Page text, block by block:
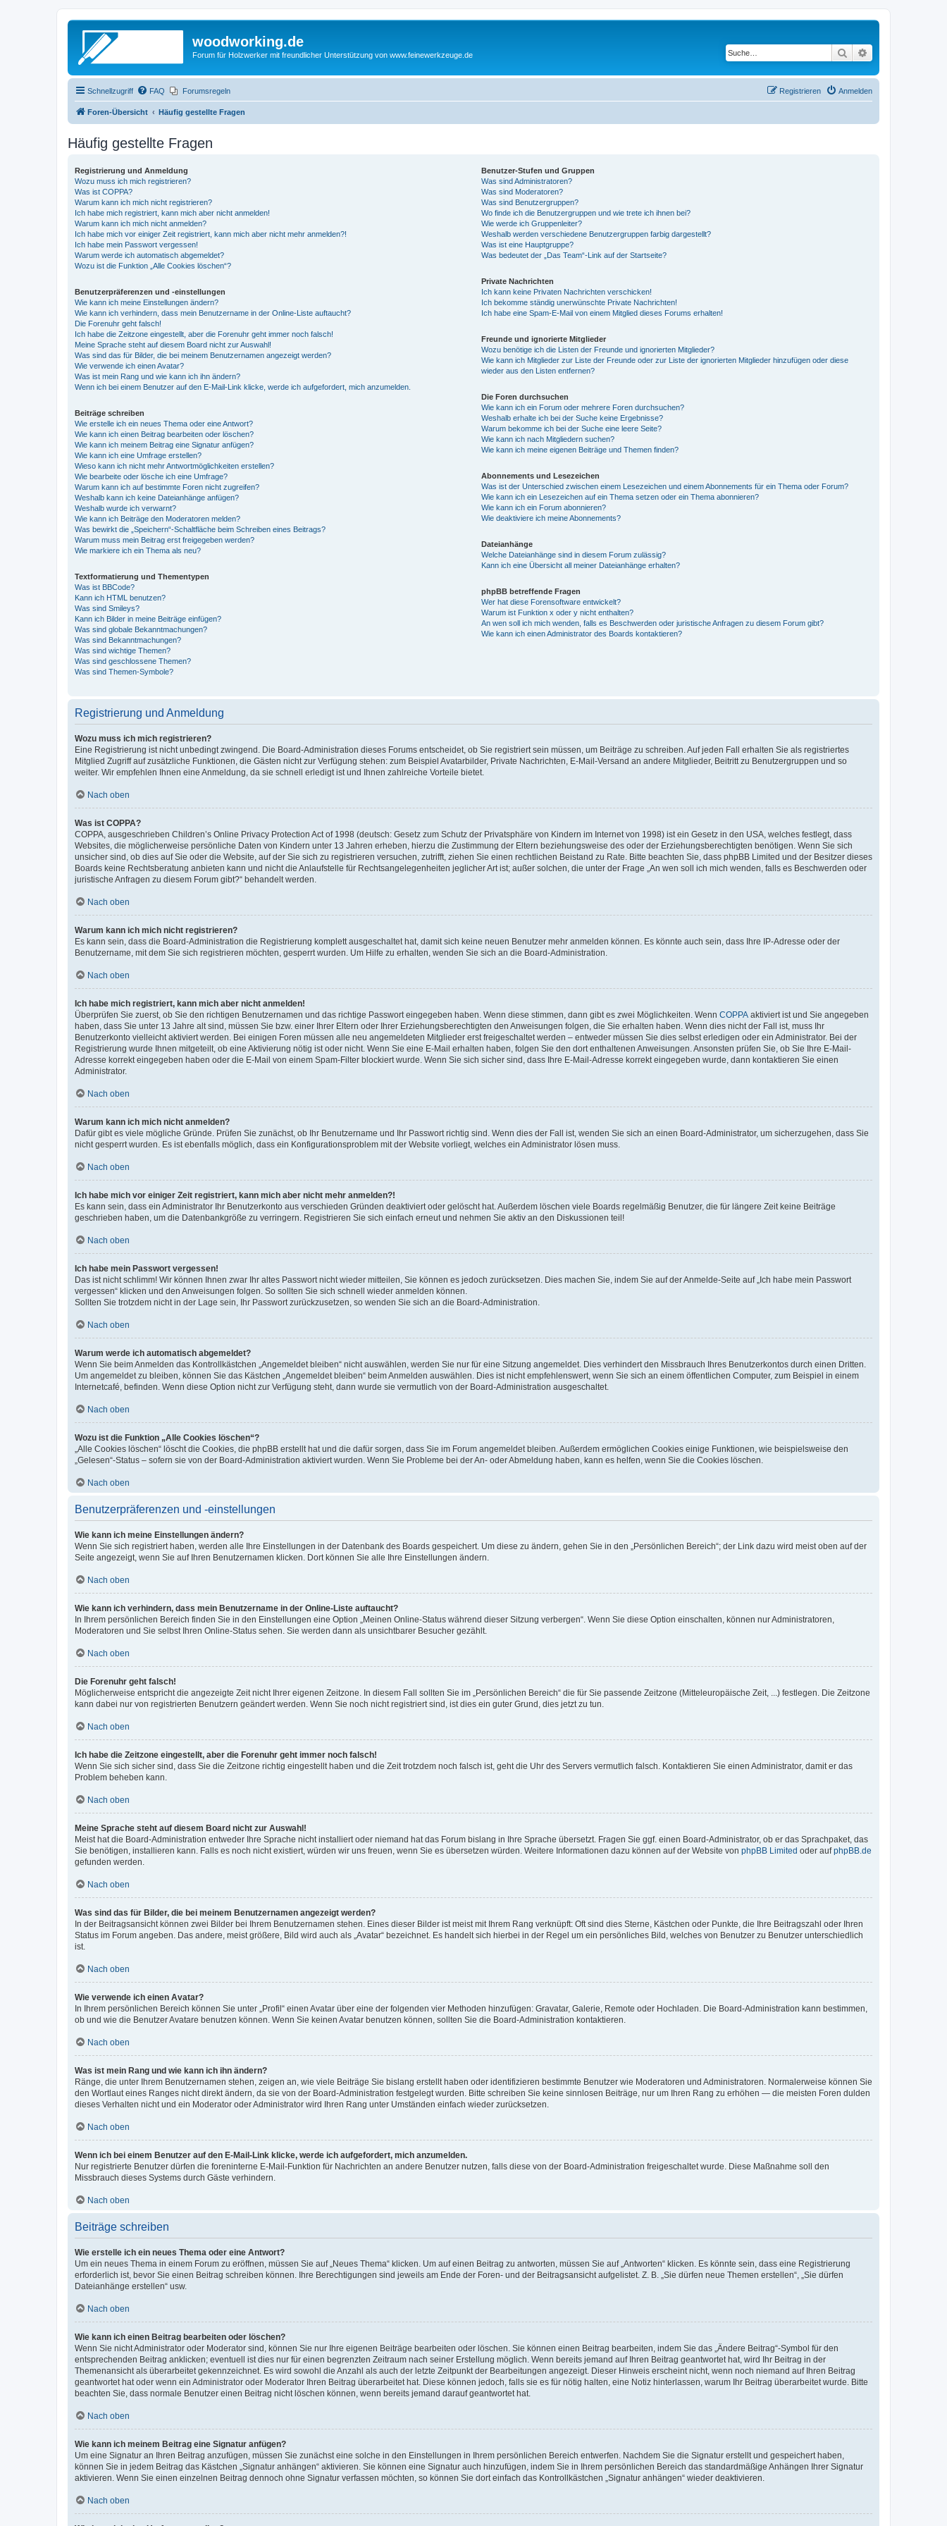
woodworking.de
Forum für Holzwerker mit freundlicher Unterstützung von www.feinewerkzeuge.de Suche
Schnellzugriff FAQ Forumsregeln Anmelden
Registrieren
Foren-Übersicht Häufig gestellte Fragen
Häufig gestellte Fragen
Registrierung und Anmeldung
Wozu muss ich mich registrieren?
Was ist COPPA?
Warum kann ich mich nicht registrieren?
Ich habe mich registriert, kann mich aber nicht anmelden!
Warum kann ich mich nicht anmelden?
Ich habe mich vor einiger Zeit registriert, kann mich aber nicht mehr anmelden?!
Ich habe mein Passwort vergessen!
Warum werde ich automatisch abgemeldet?
Wozu ist die Funktion „Alle Cookies löschen“?
Benutzerpräferenzen und -einstellungen
Wie kann ich meine Einstellungen ändern?
Wie kann ich verhindern, dass mein Benutzername in der Online-Liste auftaucht?
Die Forenuhr geht falsch!
Ich habe die Zeitzone eingestellt, aber die Forenuhr geht immer noch falsch!
Meine Sprache steht auf diesem Board nicht zur Auswahl!
Was sind das für Bilder, die bei meinem Benutzernamen angezeigt werden?
Wie verwende ich einen Avatar?
Was ist mein Rang und wie kann ich ihn ändern?
Wenn ich bei einem Benutzer auf den E-Mail-Link klicke, werde ich aufgefordert, mich anzumelden.
Beiträge schreiben
Wie erstelle ich ein neues Thema oder eine Antwort?
Wie kann ich einen Beitrag bearbeiten oder löschen?
Wie kann ich meinem Beitrag eine Signatur anfügen?
Wie kann ich eine Umfrage erstellen?
Wieso kann ich nicht mehr Antwortmöglichkeiten erstellen?
Wie bearbeite oder lösche ich eine Umfrage?
Warum kann ich auf bestimmte Foren nicht zugreifen?
Weshalb kann ich keine Dateianhänge anfügen?
Weshalb wurde ich verwarnt?
Wie kann ich Beiträge den Moderatoren melden?
Was bewirkt die „Speichern“-Schaltfläche beim Schreiben eines Beitrags?
Warum muss mein Beitrag erst freigegeben werden?
Wie markiere ich ein Thema als neu?
Textformatierung und Thementypen
Was ist BBCode?
Kann ich HTML benutzen?
Was sind Smileys?
Kann ich Bilder in meine Beiträge einfügen?
Was sind globale Bekanntmachungen?
Was sind Bekanntmachungen?
Was sind wichtige Themen?
Was sind geschlossene Themen?
Was sind Themen-Symbole?
Benutzer-Stufen und Gruppen
Was sind Administratoren?
Was sind Moderatoren?
Was sind Benutzergruppen?
Wo finde ich die Benutzergruppen und wie trete ich ihnen bei?
Wie werde ich Gruppenleiter?
Weshalb werden verschiedene Benutzergruppen farbig dargestellt?
Was ist eine Hauptgruppe?
Was bedeutet der „Das Team“-Link auf der Startseite?
Private Nachrichten
Ich kann keine Privaten Nachrichten verschicken!
Ich bekomme ständig unerwünschte Private Nachrichten!
Ich habe eine Spam-E-Mail von einem Mitglied dieses Forums erhalten!
Freunde und ignorierte Mitglieder
Wozu benötige ich die Listen der Freunde und ignorierten Mitglieder?
Wie kann ich Mitglieder zur Liste der Freunde oder zur Liste der ignorierten Mitglieder hinzufügen oder diese
wieder aus den Listen entfernen?
Die Foren durchsuchen
Wie kann ich ein Forum oder mehrere Foren durchsuchen?
Weshalb erhalte ich bei der Suche keine Ergebnisse?
Warum bekomme ich bei der Suche eine leere Seite?
Wie kann ich nach Mitgliedern suchen?
Wie kann ich meine eigenen Beiträge und Themen finden?
Abonnements und Lesezeichen
Was ist der Unterschied zwischen einem Lesezeichen und einem Abonnements für ein Thema oder Forum?
Wie kann ich ein Lesezeichen auf ein Thema setzen oder ein Thema abonnieren?
Wie kann ich ein Forum abonnieren?
Wie deaktiviere ich meine Abonnements?
Dateianhänge
Welche Dateianhänge sind in diesem Forum zulässig?
Kann ich eine Übersicht all meiner Dateianhänge erhalten?
phpBB betreffende Fragen
Wer hat diese Forensoftware entwickelt?
Warum ist Funktion x oder y nicht enthalten?
An wen soll ich mich wenden, falls es Beschwerden oder juristische Anfragen zu diesem Forum gibt?
Wie kann ich einen Administrator des Boards kontaktieren?
Registrierung und Anmeldung
Wozu muss ich mich registrieren?
Eine Registrierung ist nicht unbedingt zwingend. Die Board-Administration dieses Forums entscheidet, ob Sie registriert sein müssen, um Beiträge zu schreiben. Auf jeden Fall erhalten Sie als registriertes
Mitglied Zugriff auf zusätzliche Funktionen, die Gästen nicht zur Verfügung stehen: zum Beispiel Avatarbilder, Private Nachrichten, E-Mail-Versand an andere Mitglieder, Beitritt zu Benutzergruppen und so
weiter. Wir empfehlen Ihnen eine Anmeldung, da sie schnell erledigt ist und Ihnen zahlreiche Vorteile bietet.
Nach oben
Was ist COPPA?
COPPA, ausgeschrieben Children’s Online Privacy Protection Act of 1998 (deutsch: Gesetz zum Schutz der Privatsphäre von Kindern im Internet von 1998) ist ein Gesetz in den USA, welches festlegt, dass
Websites, die möglicherweise persönliche Daten von Kindern unter 13 Jahren erheben, hierzu die Zustimmung der Eltern beziehungsweise des oder der Erziehungsberechtigten benötigen. Wenn Sie sich
unsicher sind, ob dies auf Sie oder die Website, auf der Sie sich zu registrieren versuchen, zutrifft, ziehen Sie einen rechtlichen Beistand zu Rate. Bitte beachten Sie, dass phpBB Limited und der Besitzer dieses
Boards keine Rechtsberatung anbieten kann und nicht die Anlaufstelle für Rechtsangelegenheiten jeglicher Art ist; außer solchen, die unter der Frage „An wen soll ich mich wenden, falls es Beschwerden oder
juristische Anfragen zu diesem Forum gibt?“ behandelt werden.
Nach oben
Warum kann ich mich nicht registrieren?
Es kann sein, dass die Board-Administration die Registrierung komplett ausgeschaltet hat, damit sich keine neuen Benutzer mehr anmelden können. Es könnte auch sein, dass Ihre IP-Adresse oder der
Benutzername, mit dem Sie sich registrieren möchten, gesperrt wurden. Um Hilfe zu erhalten, wenden Sie sich an die Board-Administration.
Nach oben
Ich habe mich registriert, kann mich aber nicht anmelden!
Überprüfen Sie zuerst, ob Sie den richtigen Benutzernamen und das richtige Passwort eingegeben haben. Wenn diese stimmen, dann gibt es zwei Möglichkeiten. Wenn COPPA aktiviert ist und Sie angegeben
haben, dass Sie unter 13 Jahre alt sind, müssen Sie bzw. einer Ihrer Eltern oder Ihrer Erziehungsberechtigten den Anweisungen folgen, die Sie erhalten haben. Wenn dies nicht der Fall ist, muss Ihr
Benutzerkonto vielleicht aktiviert werden. Bei einigen Foren müssen alle neu angemeldeten Mitglieder erst freigeschaltet werden – entweder müssen Sie dies selbst erledigen oder ein Administrator. Bei der
Registrierung wurde Ihnen mitgeteilt, ob eine Aktivierung nötig ist oder nicht. Wenn Sie eine E-Mail erhalten haben, folgen Sie den dort enthaltenen Anweisungen. Ansonsten prüfen Sie, ob Sie Ihre E-Mail-
Adresse korrekt eingegeben haben oder die E-Mail von einem Spam-Filter blockiert wurde. Wenn Sie sich sicher sind, dass Ihre E-Mail-Adresse korrekt eingegeben wurde, dann kontaktieren Sie einen
Administrator.
Nach oben
Warum kann ich mich nicht anmelden?
Dafür gibt es viele mögliche Gründe. Prüfen Sie zunächst, ob Ihr Benutzername und Ihr Passwort richtig sind. Wenn dies der Fall ist, wenden Sie sich an einen Board-Administrator, um sicherzugehen, dass Sie
nicht gesperrt wurden. Es ist ebenfalls möglich, dass ein Konfigurationsproblem mit der Website vorliegt, welches ein Administrator lösen muss.
Nach oben
Ich habe mich vor einiger Zeit registriert, kann mich aber nicht mehr anmelden?!
Es kann sein, dass ein Administrator Ihr Benutzerkonto aus verschieden Gründen deaktiviert oder gelöscht hat. Außerdem löschen viele Boards regelmäßig Benutzer, die für längere Zeit keine Beiträge
geschrieben haben, um die Datenbankgröße zu verringern. Registrieren Sie sich einfach erneut und nehmen Sie aktiv an den Diskussionen teil!
Nach oben
Ich habe mein Passwort vergessen!
Das ist nicht schlimm! Wir können Ihnen zwar Ihr altes Passwort nicht wieder mitteilen, Sie können es jedoch zurücksetzen. Dies machen Sie, indem Sie auf der Anmelde-Seite auf „Ich habe mein Passwort
vergessen“ klicken und den Anweisungen folgen. So sollten Sie sich schnell wieder anmelden können.
Sollten Sie trotzdem nicht in der Lage sein, Ihr Passwort zurückzusetzen, so wenden Sie sich an die Board-Administration.
Nach oben
Warum werde ich automatisch abgemeldet?
Wenn Sie beim Anmelden das Kontrollkästchen „Angemeldet bleiben“ nicht auswählen, werden Sie nur für eine Sitzung angemeldet. Dies verhindert den Missbrauch Ihres Benutzerkontos durch einen Dritten.
Um angemeldet zu bleiben, können Sie das Kästchen „Angemeldet bleiben“ beim Anmelden auswählen. Dies ist nicht empfehlenswert, wenn Sie sich an einem öffentlichen Computer, zum Beispiel in einem
Internetcafé, befinden. Wenn diese Option nicht zur Verfügung steht, dann wurde sie vermutlich von der Board-Administration ausgeschaltet.
Nach oben
Wozu ist die Funktion „Alle Cookies löschen“?
„Alle Cookies löschen“ löscht die Cookies, die phpBB erstellt hat und die dafür sorgen, dass Sie im Forum angemeldet bleiben. Außerdem ermöglichen Cookies einige Funktionen, wie beispielsweise den
„Gelesen“-Status – sofern sie von der Board-Administration aktiviert wurden. Wenn Sie Probleme bei der An- oder Abmeldung haben, kann es helfen, wenn Sie die Cookies löschen.
Nach oben
Benutzerpräferenzen und -einstellungen
Wie kann ich meine Einstellungen ändern?
Wenn Sie sich registriert haben, werden alle Ihre Einstellungen in der Datenbank des Boards gespeichert. Um diese zu ändern, gehen Sie in den „Persönlichen Bereich“; der Link dazu wird meist oben auf der
Seite angezeigt, wenn Sie auf Ihren Benutzernamen klicken. Dort können Sie alle Ihre Einstellungen ändern.
Nach oben
Wie kann ich verhindern, dass mein Benutzername in der Online-Liste auftaucht?
In Ihrem persönlichen Bereich finden Sie in den Einstellungen eine Option „Meinen Online-Status während dieser Sitzung verbergen“. Wenn Sie diese Option einschalten, können nur Administratoren,
Moderatoren und Sie selbst Ihren Online-Status sehen. Sie werden dann als unsichtbarer Besucher gezählt.
Nach oben
Die Forenuhr geht falsch!
Möglicherweise entspricht die angezeigte Zeit nicht Ihrer eigenen Zeitzone. In diesem Fall sollten Sie im „Persönlichen Bereich“ die für Sie passende Zeitzone (Mitteleuropäische Zeit, ...) festlegen. Die Zeitzone
kann dabei nur von registrierten Benutzern geändert werden. Wenn Sie noch nicht registriert sind, ist dies ein guter Grund, dies jetzt zu tun.
Nach oben
Ich habe die Zeitzone eingestellt, aber die Forenuhr geht immer noch falsch!
Wenn Sie sich sicher sind, dass Sie die Zeitzone richtig eingestellt haben und die Zeit trotzdem noch falsch ist, geht die Uhr des Servers vermutlich falsch. Kontaktieren Sie einen Administrator, damit er das
Problem beheben kann.
Nach oben
Meine Sprache steht auf diesem Board nicht zur Auswahl!
Meist hat die Board-Administration entweder Ihre Sprache nicht installiert oder niemand hat das Forum bislang in Ihre Sprache übersetzt. Fragen Sie ggf. einen Board-Administrator, ob er das Sprachpaket, das
Sie benötigen, installieren kann. Falls es noch nicht existiert, würden wir uns freuen, wenn Sie es übersetzen würden. Weitere Informationen dazu können auf der Website von phpBB Limited oder aufphpBB.de
gefunden werden.
Nach oben
Was sind das für Bilder, die bei meinem Benutzernamen angezeigt werden?
In der Beitragsansicht können zwei Bilder bei Ihrem Benutzernamen stehen. Eines dieser Bilder ist meist mit Ihrem Rang verknüpft: Oft sind dies Sterne, Kästchen oder Punkte, die Ihre Beitragszahl oder Ihren
Status im Forum angeben. Das andere, meist größere, Bild wird auch als „Avatar“ bezeichnet. Es handelt sich hierbei in der Regel um ein persönliches Bild, welches von Benutzer zu Benutzer unterschiedlich
ist.
Nach oben
Wie verwende ich einen Avatar?
In Ihrem persönlichen Bereich können Sie unter „Profil“ einen Avatar über eine der folgenden vier Methoden hinzufügen: Gravatar, Galerie, Remote oder Hochladen. Die Board-Administration kann bestimmen,
ob und wie die Benutzer Avatare benutzen können. Wenn Sie keinen Avatar benutzen können, sollten Sie die Board-Administration kontaktieren.
Nach oben
Was ist mein Rang und wie kann ich ihn ändern?
Ränge, die unter Ihrem Benutzernamen stehen, zeigen an, wie viele Beiträge Sie bislang erstellt haben oder identifizieren bestimmte Benutzer wie Moderatoren und Administratoren. Normalerweise können Sie
den Wortlaut eines Ranges nicht direkt ändern, da sie von der Board-Administration festgelegt wurden. Bitte schreiben Sie keine sinnlosen Beiträge, nur um Ihren Rang zu erhöhen — die meisten Foren dulden
dieses Verhalten nicht und ein Moderator oder Administrator wird Ihren Rang unter Umständen einfach wieder zurücksetzen.
Nach oben
Wenn ich bei einem Benutzer auf den E-Mail-Link klicke, werde ich aufgefordert, mich anzumelden.
Nur registrierte Benutzer dürfen die foreninterne E-Mail-Funktion für Nachrichten an andere Benutzer nutzen, falls diese von der Board-Administration freigeschaltet wurde. Diese Maßnahme soll den
Missbrauch dieses Systems durch Gäste verhindern.
Nach oben
Beiträge schreiben
Wie erstelle ich ein neues Thema oder eine Antwort?
Um ein neues Thema in einem Forum zu eröffnen, müssen Sie auf „Neues Thema“ klicken. Um auf einen Beitrag zu antworten, müssen Sie auf „Antworten“ klicken. Es könnte sein, dass eine Registrierung
erforderlich ist, bevor Sie einen Beitrag schreiben können. Ihre Berechtigungen sind jeweils am Ende der Foren- und der Beitragsansicht aufgelistet. Z. B. „Sie dürfen neue Themen erstellen“, „Sie dürfen
Dateianhänge erstellen“ usw.
Nach oben
Wie kann ich einen Beitrag bearbeiten oder löschen?
Wenn Sie nicht Administrator oder Moderator sind, können Sie nur Ihre eigenen Beiträge bearbeiten oder löschen. Sie können einen Beitrag bearbeiten, indem Sie das „Ändere Beitrag“-Symbol für den
entsprechenden Beitrag anklicken; eventuell ist dies nur für einen begrenzten Zeitraum nach seiner Erstellung möglich. Wenn bereits jemand auf Ihren Beitrag geantwortet hat, wird Ihr Beitrag in der
Themenansicht als überarbeitet gekennzeichnet. Es wird sowohl die Anzahl als auch der letzte Zeitpunkt der Bearbeitungen angezeigt. Dieser Hinweis erscheint nicht, wenn noch niemand auf Ihren Beitrag
geantwortet hat oder wenn ein Administrator oder Moderator Ihren Beitrag überarbeitet hat. Diese können jedoch, falls sie es für nötig halten, eine Notiz hinterlassen, warum Ihr Beitrag überarbeitet wurde. Bitte
beachten Sie, dass normale Benutzer einen Beitrag nicht löschen können, wenn bereits jemand darauf geantwortet hat.
Nach oben
Wie kann ich meinem Beitrag eine Signatur anfügen?
Um eine Signatur an Ihren Beitrag anzufügen, müssen Sie zunächst eine solche in den Einstellungen in Ihrem persönlichen Bereich entwerfen. Nachdem Sie die Signatur erstellt und gespeichert haben,
können Sie in jedem Beitrag das Kästchen „Signatur anhängen“ aktivieren. Sie können eine Signatur auch hinzufügen, indem Sie in Ihrem persönlichen Bereich das standardmäßige Anhängen Ihrer Signatur
aktivieren. Wenn Sie einen einzelnen Beitrag dennoch ohne Signatur verfassen möchten, so können Sie dort einfach das Kontrollkästchen „Signatur anhängen“ wieder deaktivieren.
Nach oben